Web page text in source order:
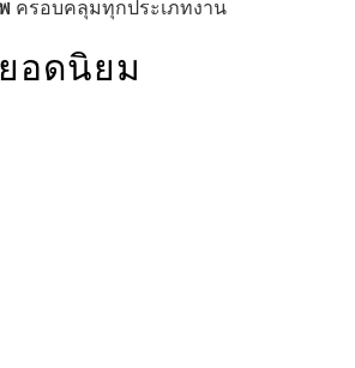
ครอบคลุมทุกประเภทงาน
อดนิยม